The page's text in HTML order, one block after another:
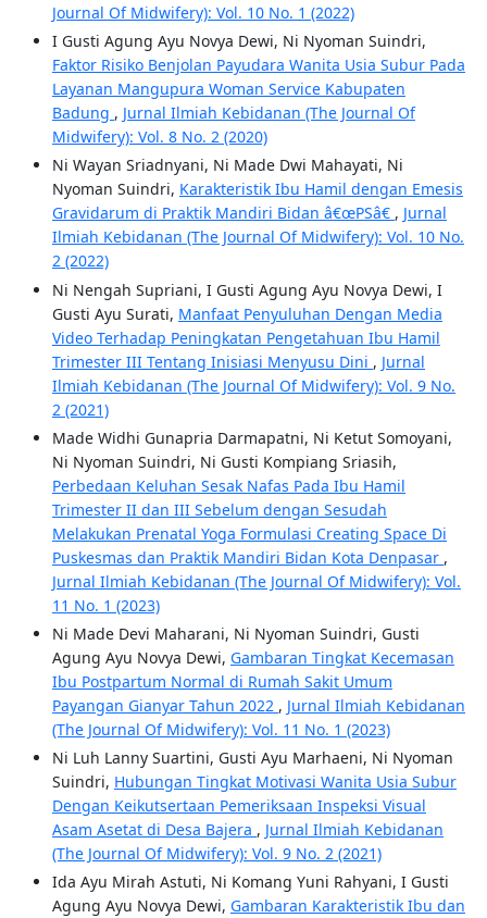
Journal Of Midwifery): Vol. 10 No. 1 (2022)
I Gusti Agung Ayu Novya Dewi, Ni Nyoman Suindri,
Faktor Risiko Benjolan Payudara Wanita Usia Subur Pada
Layanan Mangupura Woman Service Kabupaten
Badung , Jurnal Ilmiah Kebidanan (The Journal Of
Midwifery): Vol. 8 No. 2 (2020)
Ni Wayan Sriadnyani, Ni Made Dwi Mahayati, Ni
Nyoman Suindri, Karakteristik Ibu Hamil dengan Emesis
Gravidarum di Praktik Mandiri Bidan â€œPSâ€ , Jurnal
Ilmiah Kebidanan (The Journal Of Midwifery): Vol. 10 No.
2 (2022)
Ni Nengah Supriani, I Gusti Agung Ayu Novya Dewi, I
Gusti Ayu Surati, Manfaat Penyuluhan Dengan Media
Video Terhadap Peningkatan Pengetahuan Ibu Hamil
Trimester III Tentang Inisiasi Menyusu Dini , Jurnal
Ilmiah Kebidanan (The Journal Of Midwifery): Vol. 9 No.
2 (2021)
Made Widhi Gunapria Darmapatni, Ni Ketut Somoyani,
Ni Nyoman Suindri, Ni Gusti Kompiang Sriasih,
Perbedaan Keluhan Sesak Nafas Pada Ibu Hamil
Trimester II dan III Sebelum dengan Sesudah
Melakukan Prenatal Yoga Formulasi Creating Space Di
Puskesmas dan Praktik Mandiri Bidan Kota Denpasar ,
Jurnal Ilmiah Kebidanan (The Journal Of Midwifery): Vol.
11 No. 1 (2023)
Ni Made Devi Maharani, Ni Nyoman Suindri, Gusti
Agung Ayu Novya Dewi, Gambaran Tingkat Kecemasan
Ibu Postpartum Normal di Rumah Sakit Umum
Payangan Gianyar Tahun 2022 , Jurnal Ilmiah Kebidanan
(The Journal Of Midwifery): Vol. 11 No. 1 (2023)
Ni Luh Lanny Suartini, Gusti Ayu Marhaeni, Ni Nyoman
Suindri, Hubungan Tingkat Motivasi Wanita Usia Subur
Dengan Keikutsertaan Pemeriksaan Inspeksi Visual
Asam Asetat di Desa Bajera , Jurnal Ilmiah Kebidanan
(The Journal Of Midwifery): Vol. 9 No. 2 (2021)
Ida Ayu Mirah Astuti, Ni Komang Yuni Rahyani, I Gusti
Agung Ayu Novya Dewi, Gambaran Karakteristik Ibu dan